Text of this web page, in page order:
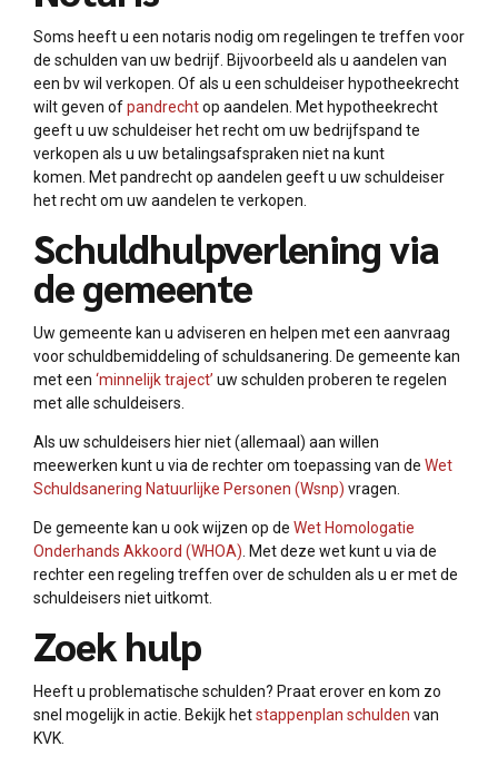
Soms heeft u een notaris nodig om regelingen te treffen voor
de schulden van uw bedrijf. Bijvoorbeeld als u aandelen van
een bv wil verkopen. Of als u een schuldeiser hypotheekrecht
wilt geven ofpandrechtop aandelen. Met hypotheekrecht
geeft u uw schuldeiser het recht om uw bedrijfspand te
verkopen als u uw betalingsafspraken niet na kunt
komen. Met pandrecht op aandelen geeft u uw schuldeiser
het recht om uw aandelen te verkopen.
Schuldhulpverlening via
de gemeente
Uw gemeente kan u adviseren en helpen met een aanvraag
voor schuldbemiddeling of schuldsanering. De gemeente kan
met een ‘minnelijk traject’ uw schulden proberen te regelen
met alle schuldeisers.
Als uw schuldeisers hier niet (allemaal) aan willen
meewerken kunt u via de rechter om toepassing van de Wet
Schuldsanering Natuurlijke Personen (Wsnp) vragen.
De gemeente kan u ook wijzen op de Wet Homologatie
Onderhands Akkoord (WHOA) . Met deze wet kunt u via de
rechter een regeling treffen over de schulden als u er met de
schuldeisers niet uitkomt.
Zoek hulp
Heeft u problematische schulden? Praat erover en kom zo
snel mogelijk in actie. Bekijk hetstappenplan schulden van
KVK.